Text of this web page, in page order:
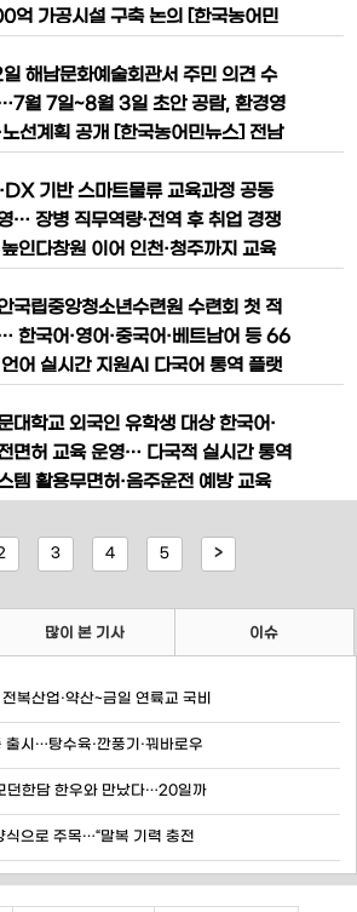
브랜드 디자인 공모전’을 개최한다.
밝은 미소를 결합한 ‘스마일 완도’를
로 진행되며,
억 가공시설 구축 논의 [한국농어민
전복 가격 폭락과 과잉 생산으로 위
맞은 전복산업 정상화를 위해 해양수
, 전남광주통합특별시, 한국전복산업
가두리 감축 확대와 소비 촉진, 대규
지 가공시설 구축 등 생산·
해남문화예술회관서 주민 의견 수
월 7일~8월 3일 초안 공람, 환경영
노선계획 공개 [한국농어민뉴스] 전남
강진 고속도로 건설사업의 전략환경
평가 주민설명회를 열고 지역 주민 의
렴에 나선다. 이번 설명회와 공람은
는 절차로, 향후 사업 추진의 중요한
자료로 활용될 전망이다. 국토교
기반 스마트물류 교육과정 공동
… 장병 직무역량·전역 후 취업 경쟁
인다창원 이어 인천·청주까지 교육
추진 [한국농어민뉴스] 한국폴리텍
과 육군종합보급창이 인공지능(AI)과
털전환(DX) 기반 스마트물류 전문인
중심 기술교육을 통해 장병들의 직무
을 높이고, 전역 이후 취업과 창
국립중앙청소년수련원 수련회 첫 적
한국어·영어·중국어·베트남어 등 66
어 실시간 지원AI 다국어 통역 플랫
국제교육·산업안전교육·국제행사 활
대 [한국농어민뉴스] 메이드인케이
(MadeinKHub)가 인공지능(AI)
에 도입하며 글로벌 교육환경 혁신에
다.66개 언어를 동시에 지원하는 AI
대학교 외국인 유학생 대상 한국어·
면허 교육 운영… 다국적 실시간 통역
템 활용무면허·음주운전 예방 교육
허 합격률 향상 지원 [한국농어민뉴
박채윤 기자] 메이드인케이허브가 외
면허 교육을 실시하며 안전한 교통문화
착과 교통사고 예방에 나섰다. 특히 27
3 4 5 >
많이 본 기사 이슈
복산업·약산~금일 연륙교 국비
출시…탕수육·깐풍기·꿔바로우
던한담 한우와 만났다…20일까
식으로 주목…“말복 기력 충전